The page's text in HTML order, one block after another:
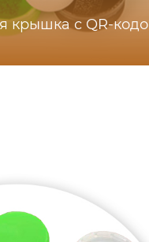
крышка с QR-